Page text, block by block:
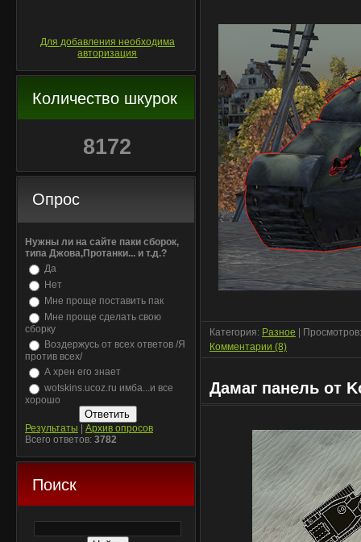
Для добавления необходима
авторизация
Количество шкурок
8172
Опрос
Нужны ли на сайте паки сборок,
типа Джова,Протанки... и т.д.?
Да
Нет
Мне проще поставить пак
Мне проще сделать свою
сборку
Воздержусь от всех ответов /Я
против всех/
А хрен его знает
wotskins.ucoz.ru имба...и все
хорошо
Результаты
Архив опросов
Всего ответов: 3782
Поиск
Категория: Разное |
Комментарии (8)
Дамаг панель от